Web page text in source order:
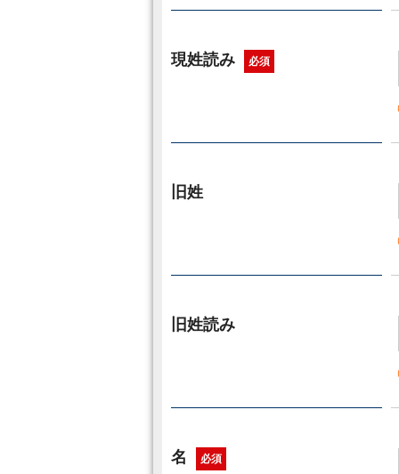
現姓読み 必須
旧姓
旧姓読み
名 必須